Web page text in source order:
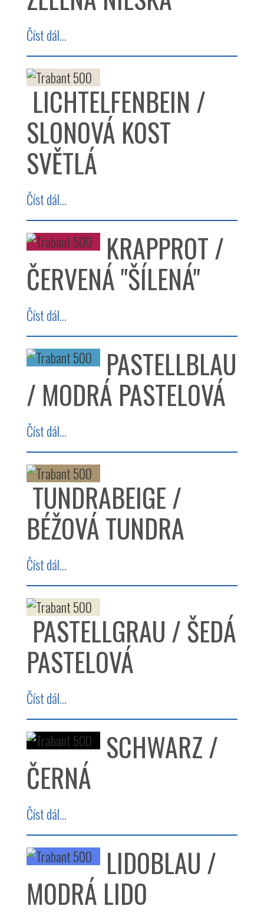
Číst dál...
LICHTELFENBEIN /
SLONOVÁ KOST
SVĚTLÁ
Číst dál...
KRAPPROT /
ČERVENÁ "ŠÍLENÁ"
Číst dál...
PASTELLBLAU
/ MODRÁ PASTELOVÁ
Číst dál...
TUNDRABEIGE /
BÉŽOVÁ TUNDRA
Číst dál...
PASTELLGRAU / ŠEDÁ
PASTELOVÁ
Číst dál...
SCHWARZ /
ČERNÁ
Číst dál...
LIDOBLAU /
MODRÁ LIDO